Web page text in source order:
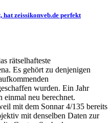
hat zeissikonveb.de perfekt
rätselhafteste
Es gehört zu denjenigen
wurden. Ein Jahr
neu berechnet.
mit dem Sonnar 4/135 bereits
mit denselben Daten zur